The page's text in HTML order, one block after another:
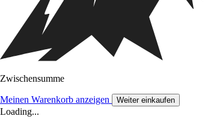
Zwischensumme
Meinen Warenkorb anzeigen Weiter einkaufen
Loading...